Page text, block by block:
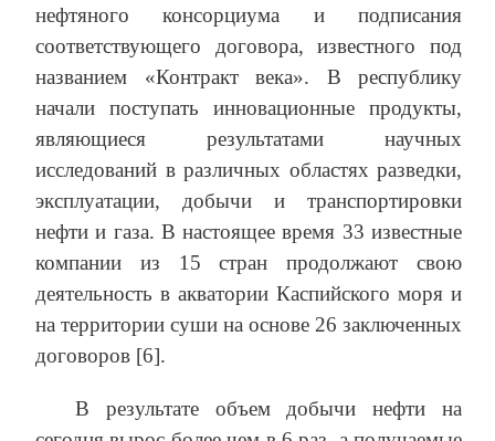
нефтяного консорциума и подписания
соответствующего договора, известного под
названием «Контракт века». В республику
начали поступать инновационные продукты,
являющиеся результатами научных
исследований в различных областях разведки,
эксплуатации, добычи и транспортировки
нефти и газа. В настоящее время 33 известные
компании из 15 стран продолжают свою
деятельность в акватории Каспийского моря и
на территории суши на основе 26 заключенных
договоров [6].
В результате объем добычи нефти на